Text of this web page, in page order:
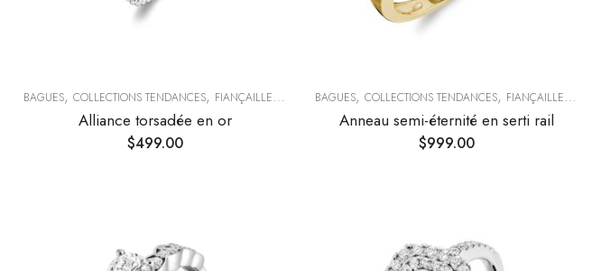
BAGUES,COLLECTIONS TENDANCES, FIANÇAILLES & ALLIANCES
Alliance torsadée en or
$499.00
BAGUES, COLLECTIONS TENDANCES, FIANÇAILLES & ALLIANCES
Anneau semi-éternité en serti rail
$999.00